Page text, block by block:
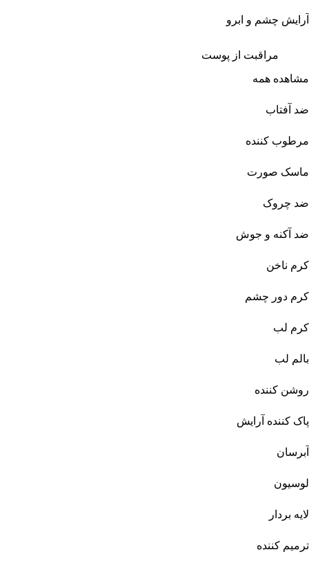
آرایش چشم و ابرو
مراقبت از پوست
مشاهده همه
ضد آفتاب
مرطوب کننده
ماسک صورت
ضد چروک
ضد آکنه و جوش
کرم ناخن
کرم دور چشم
کرم لب
بالم لب
روشن کننده
پاک کننده آرایش
آبرسان
لوسیون
لایه بردار
ترمیم کننده